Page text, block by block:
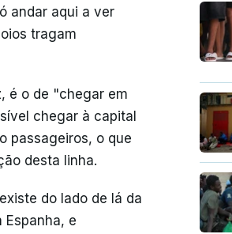
andar aqui a ver
tragam
é o de "chegar em
chegar à capital
passageiros, o que
desta linha.
do lado de lá da
e